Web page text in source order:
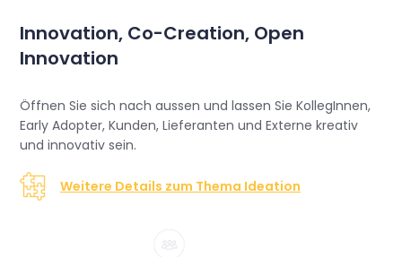
Innovation, Co-Creation, Open
Innovation
Öffnen Sie sich nach aussen und lassen Sie KollegInnen,
Early Adopter, Kunden, Lieferanten und Externe kreativ
und innovativ sein.
Weitere Details zum Thema Ideation